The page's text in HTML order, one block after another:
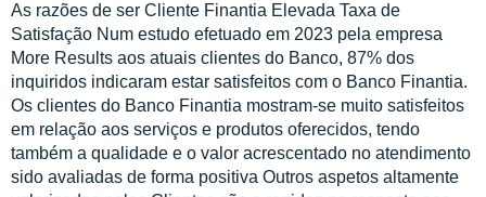
As razões de ser Cliente Finantia Elevada Taxa de
Satisfação Num estudo efetuado em 2023 pela empresa
More Results aos atuais clientes do Banco, 87% dos
inquiridos indicaram estar satisfeitos com o Banco Finantia.
Os clientes do Banco Finantia mostram-se muito satisfeitos
em relação aos serviços e produtos oferecidos, tendo
também a qualidade e o valor acrescentado no atendimento
sido avaliadas de forma positiva Outros aspetos altamente